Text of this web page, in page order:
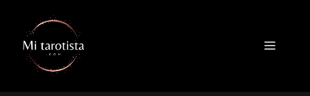
contenido
Menú